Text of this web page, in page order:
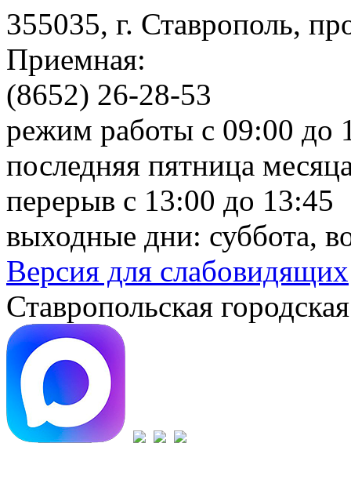
355035, г. Ставрополь,
Приемная:
(8652) 26-28-53
режим работы с 09:00 до
последняя пятница
перерыв с 13:00 до 13:45
выходные дни: суббота,
Версия для слабовидящих
Ставропольская